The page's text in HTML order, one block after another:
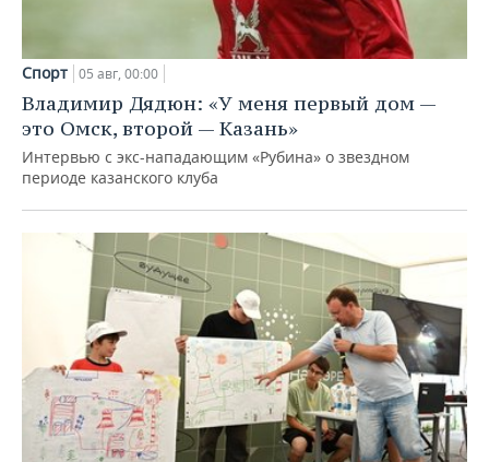
Спорт 05 авг, 00:00
Владимир Дядюн: «У меня первый дом —
это Омск, второй — Казань»
Интервью с экс-нападающим «Рубина» о звездном
периоде казанского клуба